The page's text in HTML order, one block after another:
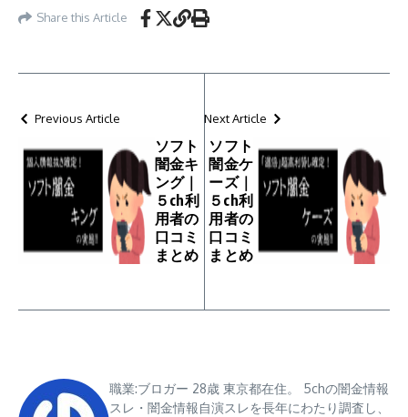
Share this Article
Previous Article
ソフト
闇金キ
ング｜
５ch利
用者の
口コミ
まとめ
Next Article
ソフト
闇金ケ
ーズ｜
５ch利
用者の
口コミ
まとめ
職業:ブロガー 28歳 東京都在住。 5chの闇金情報
スレ・闇金情報自演スレを長年にわたり調査し、